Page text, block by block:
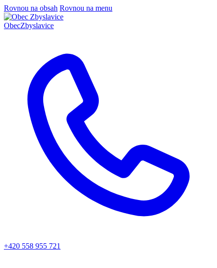
Rovnou na obsah Rovnou na menu
ObecZbyslavice
+420 558 955 721